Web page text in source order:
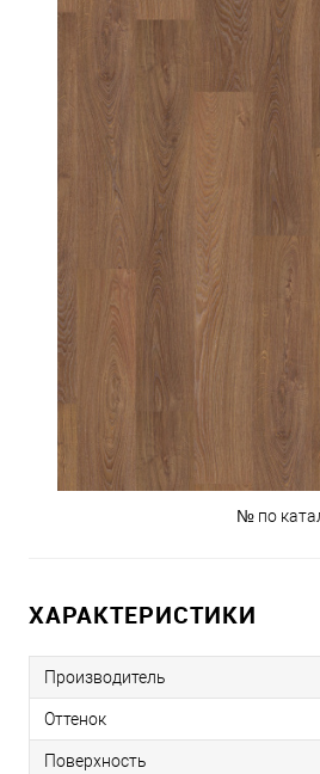
№ по
ХАРАКТЕРИСТИКИ
Производитель
Оттенок
Поверхность